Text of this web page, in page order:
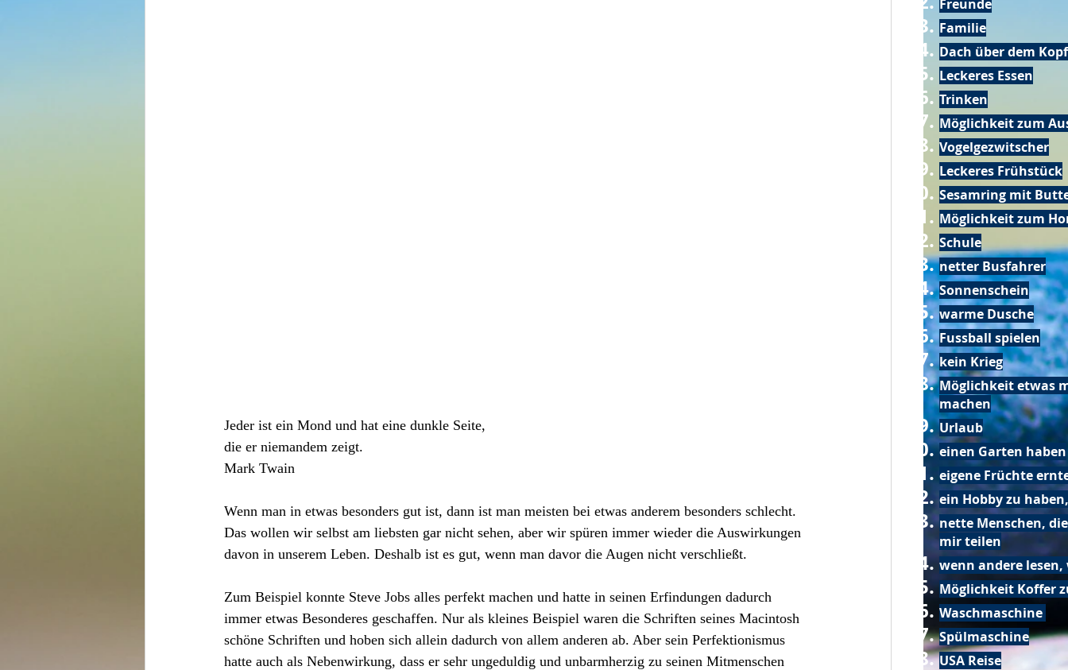
Jeder ist ein Mond und hat eine dunkle Seite,
die er niemandem zeigt.
Mark Twain
Wenn man in etwas besonders gut ist, dann ist man meisten bei etwas anderem besonders schlecht.
Das wollen wir selbst am liebsten gar nicht sehen, aber wir spüren immer wieder die Auswirkungen
davon in unserem Leben. Deshalb ist es gut, wenn man davor die Augen nicht verschließt.
Zum Beispiel konnte Steve Jobs alles perfekt machen und hatte in seinen Erfindungen dadurch
immer etwas Besonderes geschaffen. Nur als kleines Beispiel waren die Schriften seines Macintosh
schöne Schriften und hoben sich allein dadurch von allem anderen ab. Aber sein Perfektionismus
hatte auch als Nebenwirkung, dass er sehr ungeduldig und unbarmherzig zu seinen Mitmenschen
Freunde
Familie
Dach über dem Kopf
Leckeres Essen
Trinken
Möglichkeit zum
Vogelgezwitscher
Leckeres Frühstück
Sesamring mit
Möglichkeit zum
Schule
netter Busfahrer
Sonnenschein
warme Dusche
Fussball spielen
kein Krieg
Möglichkeit etwas
machen
Urlaub
einen Garten haben
eigene Früchte
ein Hobby zu
nette Menschen,
mir teilen
wenn andere lesen,
Möglichkeit Koffer
Waschmaschine
Spülmaschine
USA Reise